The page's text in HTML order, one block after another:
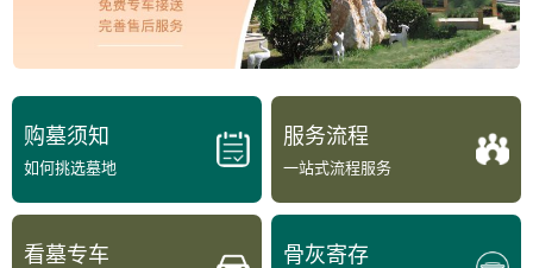
购墓须知
如何挑选墓地
服务流程
一站式流程服务
看墓专车 骨灰寄存